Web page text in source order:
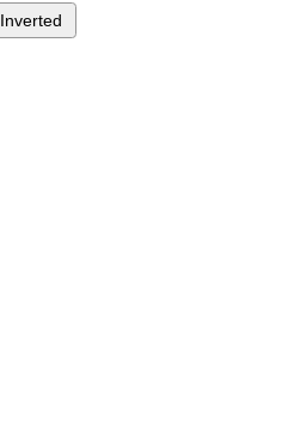
Inverted